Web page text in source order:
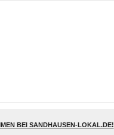
BEI SANDHAUSEN-LOKAL.DE!